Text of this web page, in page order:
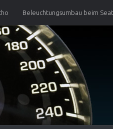
Beleuchtungsumbau beim
VW Lupo Waeco
h Tacho Nachrüstung einer
buzzer replacement
oder 3L nachrüsten. VW Lupo